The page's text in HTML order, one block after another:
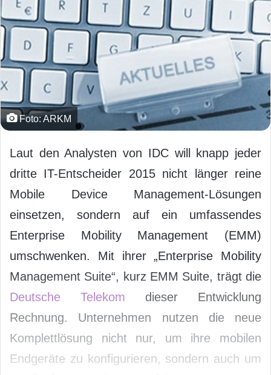
Foto: ARKM
Laut den Analysten von IDC will knapp jeder
dritte IT-Entscheider 2015 nicht länger reine
Mobile Device Management-Lösungen
einsetzen, sondern auf ein umfassendes
Enterprise Mobility Management (EMM)
umschwenken. Mit ihrer „Enterprise Mobility
Management Suite“, kurz EMM Suite, trägt die
Deutsche Telekom dieser Entwicklung
Rechnung. Unternehmen nutzen die neue
Komplettlösung nicht nur, um ihre mobilen
Endgeräte zu konfigurieren, sondern auch um